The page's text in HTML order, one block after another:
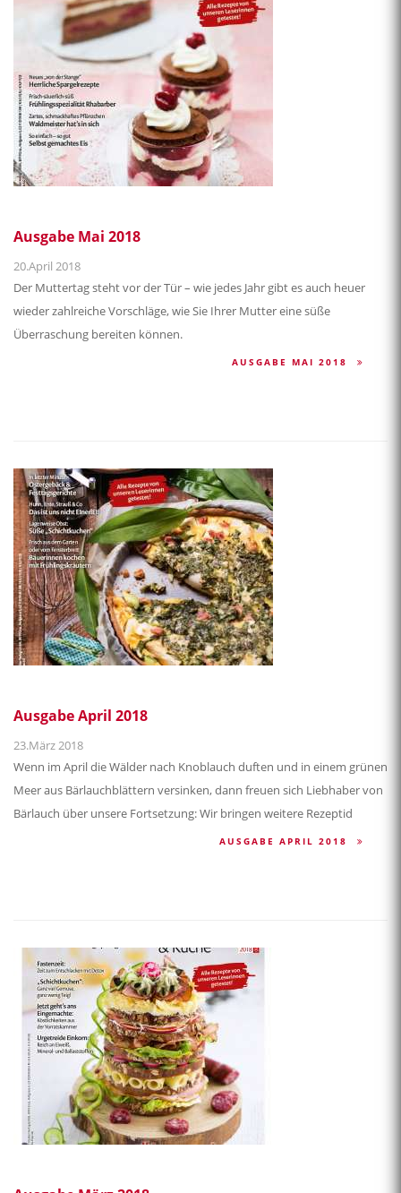
Ausgabe Mai 2018
20.April 2018
Der Muttertag steht vor der Tür – wie jedes Jahr gibt es auch heuer
wieder zahlreiche Vorschläge, wie Sie Ihrer Mutter eine süße
Überraschung bereiten können.
AUSGABE MAI 2018
Ausgabe April 2018
23.März 2018
Wenn im April die Wälder nach Knoblauch duften und in einem grünen
Meer aus Bärlauchblättern versinken, dann freuen sich Liebhaber von
Bärlauch über unsere Fortsetzung: Wir bringen weitere Rezeptid
AUSGABE APRIL 2018